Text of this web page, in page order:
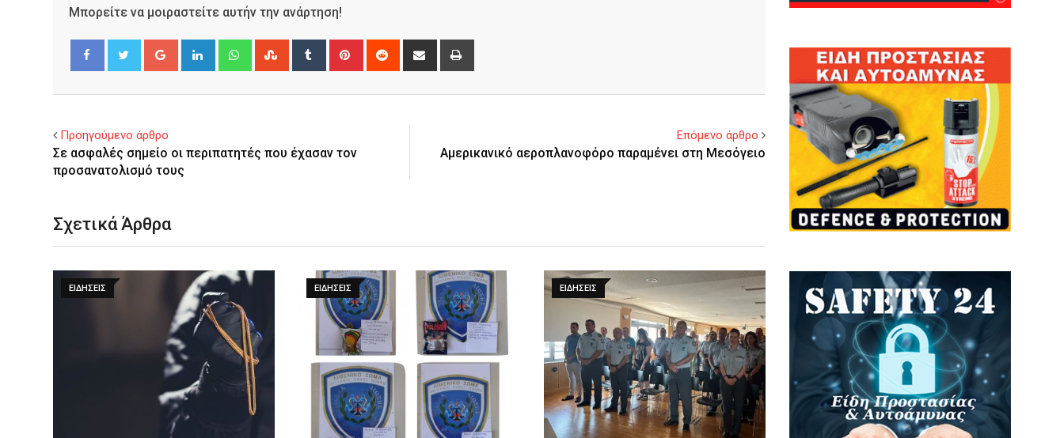
Μπορείτε να μοιραστείτε αυτήν την ανάρτηση!
Google+ LinkedIn WhatsappStumbleUpon
Tumblr Pinterest Reddit
Share
Προηγούμενο άρθρο
Σε ασφαλές σημείο οι περιπατητές που έχασαν τον
προσανατολισμό τους
Επόμενο άρθρο
Αμερικανικό αεροπλανοφόρο παραμένει στη Μεσόγειο
Σχετικά Άρθρα
ΕΙΔΉΣΕΙΣ ΕΙΔΉΣΕΙΣ ΕΙΔΉΣΕΙΣ